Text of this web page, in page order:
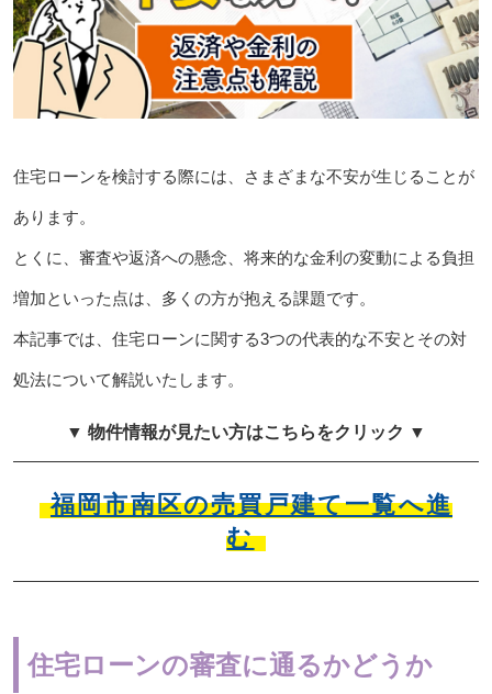
住宅ローンを検討する際には、さまざまな不安が生じることが
あります。
とくに、審査や返済への懸念、将来的な金利の変動による負担
増加といった点は、多くの方が抱える課題です。
本記事では、住宅ローンに関する3つの代表的な不安とその対
処法について解説いたします。
▼ 物件情報が見たい方はこちらをクリック ▼
福岡市南区の売買戸建て一覧へ進
む
住宅ローンの審査に通るかどうか